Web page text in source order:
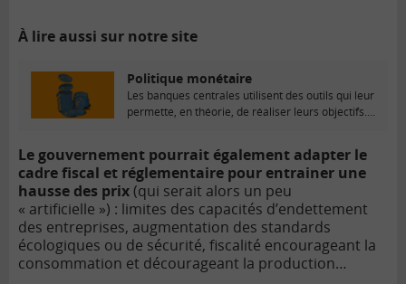
À lire aussi sur notre site
Politique monétaire
Les banques centrales utilisent des outils qui leur
permette, en théorie, de réaliser leurs objectifs....
Le gouvernement pourrait également adapter le
cadre fiscal et réglementaire pour entrainer une
hausse des prix(qui serait alors un peu
« artificielle ») : limites des capacités d’endettement
des entreprises, augmentation des standards
écologiques ou de sécurité, fiscalité encourageant la
consommation et décourageant la production…